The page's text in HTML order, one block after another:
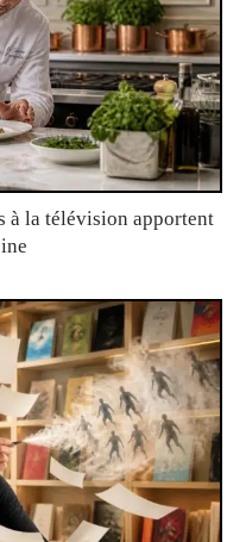
à la télévision apportent